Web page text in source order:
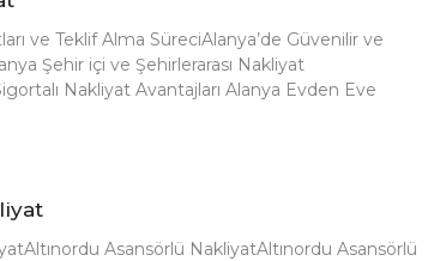
ve Teklif Alma SüreciAlanya’de Güvenilir ve
Şehir içi ve Şehirlerarası Nakliyat
Nakliyat Avantajları Alanya Evden Eve
Asansörlü NakliyatAltınordu Asansörlü